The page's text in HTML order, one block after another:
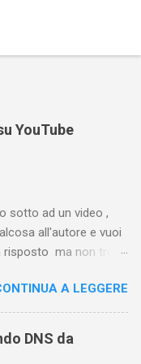
YouTube
sotto ad un video ,
all'autore e vuoi
risposto ma non trovi
cronologia commenti
Vuoi sapere come
computer (PC/Mac)
A LEGGERE
DNS da